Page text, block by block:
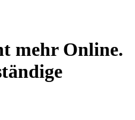
mehr Online.